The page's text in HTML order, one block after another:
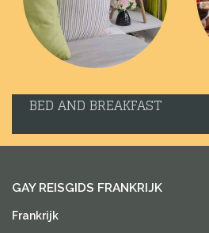
BED AND BREAKFAST
GAY REISGIDS FRANKRIJK
Frankrijk